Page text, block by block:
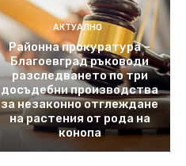
АКТУАЛНО
Районна прокуратура –
Благоевград ръководи
разследването по три
досъдебни производства
за незаконно отглеждане
на растения от рода на
конопа